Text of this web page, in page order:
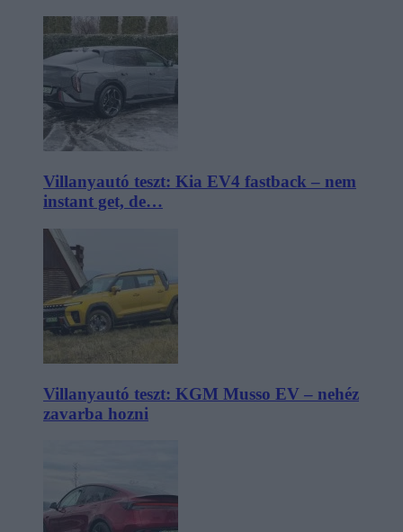
Villanyautó teszt: Kia EV4 fastback – nem
instant get, de…
Villanyautó teszt: KGM Musso EV – nehéz
zavarba hozni